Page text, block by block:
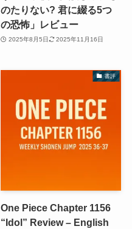
のたりない? 君に綴る5つ
の恐怖」レビュー
2025年8月5日 2025年11月16日
書評
One Piece Chapter 1156
“Idol” Review – English